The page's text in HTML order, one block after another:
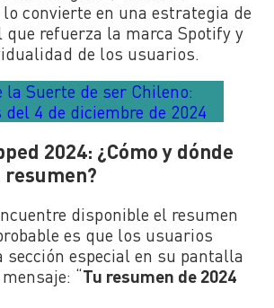
lo convierte en una estrategia de
refuerza la marca Spotify y
de los usuarios.
la Suerte de ser Chileno:
del 4 de diciembre de 2024
2024: ¿Cómo y dónde
disponible el resumen
es que los usuarios
sección especial en su pantalla
“Tu resumen de 2024